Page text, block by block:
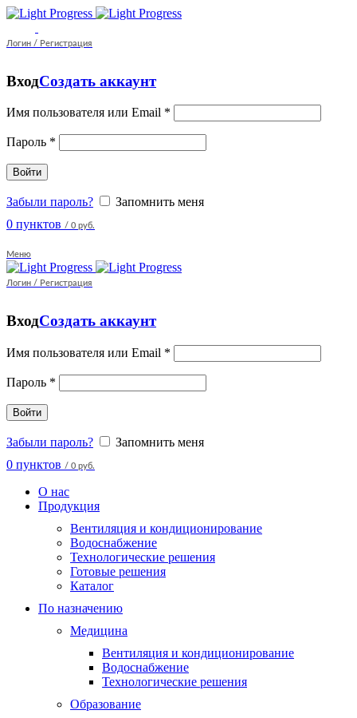
Логин / Регистрация
ВходСоздать аккаунт
Имя пользователя или Email *
Пароль *
Войти
Забыли пароль?
Запомнить меня
0 пунктов / 0 руб.
Меню
Логин / Регистрация
ВходСоздать аккаунт
Имя пользователя или Email *
Пароль *
Войти
Забыли пароль?
Запомнить меня
0 пунктов / 0 руб.
О нас
Продукция
Вентиляция и кондиционирование
Водоснабжение
Технологические решения
Готовые решения
Каталог
По назначению
Медицина
Вентиляция и кондиционирование
Водоснабжение
Технологические решения
Образование